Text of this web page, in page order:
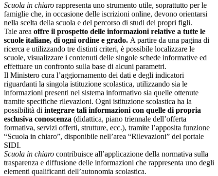
Scuola in chiaro rappresenta uno strumento utile, soprattutto per le
famiglie che, in occasione delle iscrizioni online, devono orientarsi
nella scelta della scuola e del percorso di studi dei propri figli.
Tale area offre il prospetto delle informazioni relative a tutte le
scuole italiane, di ogni ordine e grado. A partire da una pagina di
ricerca e utilizzando tre distinti criteri, è possibile localizzare le
scuole, visualizzare i contenuti delle singole schede informative ed
effettuare un confronto sulla base di alcuni parametri.
Il Ministero cura l’aggiornamento dei dati e degli indicatori
riguardanti la singola istituzione scolastica, utilizzando sia le
informazioni presenti nel sistema informativo sia quelle ottenute
tramite specifiche rilevazioni. Ogni istituzione scolastica ha la
possibilità di integrare tali informazioni con quelle di propria
esclusiva conoscenza (didattica, piano triennale dell’offerta
formativa, servizi offerti, strutture, ecc.), tramite l’apposita funzione
“Scuola in chiaro”, disponibile nell’area “Rilevazioni” del portale
SIDI.
Scuola in chiaro contribuisce all’applicazione della normativa sulla
trasparenza e diffusione delle informazioni che rappresenta uno degli
elementi qualificanti dell’autonomia scolastica.